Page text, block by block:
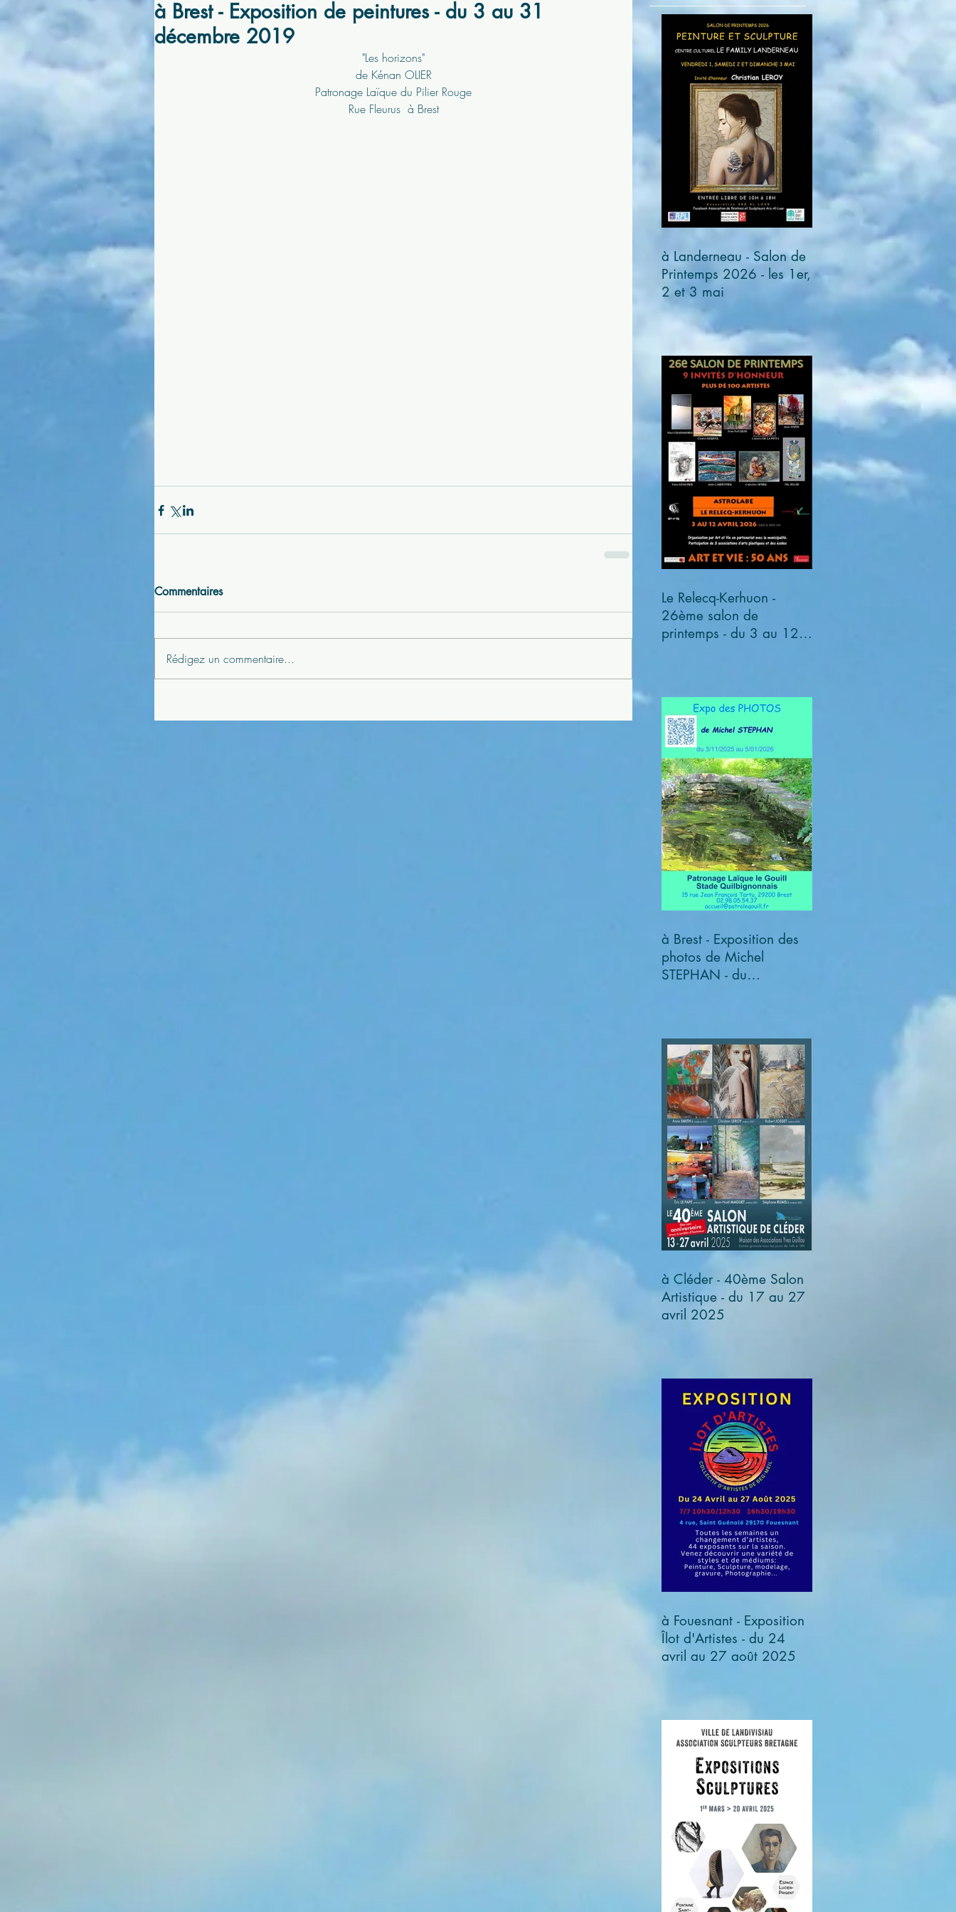
à Brest - Exposition de peintures - du 3 au 31
décembre 2019
"Les horizons"
de Kénan OLIER
Patronage Laïque du Pilier Rouge
Rue Fleurus  à Brest
Commentaires
Rédigez un commentaire...
à Landerneau - Salon de
Printemps 2026 - les 1er,
2 et 3 mai
Le Relecq-Kerhuon -
26ème salon de
printemps - du 3 au 12
à Brest - Exposition des
photos de Michel
STEPHAN - du
à Cléder - 40ème Salon
Artistique - du 17 au 27
avril 2025
à Fouesnant - Exposition
Îlot d'Artistes - du 24
avril au 27 août 2025